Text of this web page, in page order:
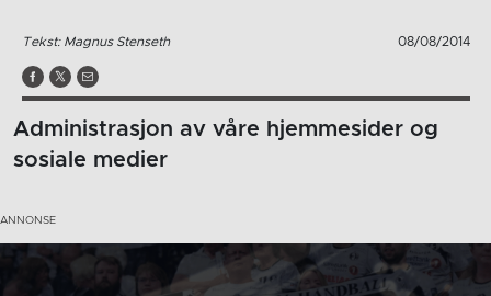
Tekst: Magnus Stenseth 08/08/2014
Administrasjon av våre hjemmesider og
sosiale medier